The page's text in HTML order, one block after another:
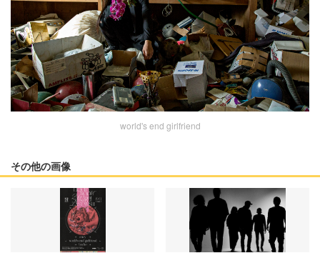
world's end girlfriend
その他の画像